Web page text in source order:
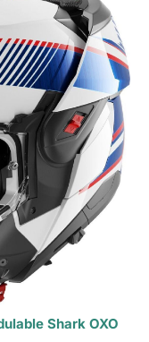
Shark OXO